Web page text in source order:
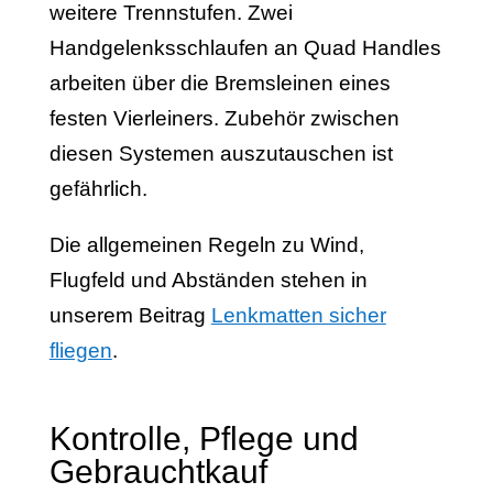
weitere Trennstufen. Zwei
Handgelenksschlaufen an Quad Handles
arbeiten über die Bremsleinen eines
festen Vierleiners. Zubehör zwischen
diesen Systemen auszutauschen ist
gefährlich.
Die allgemeinen Regeln zu Wind,
Flugfeld und Abständen stehen in
unserem Beitrag Lenkmatten sicher
fliegen.
Kontrolle, Pflege und
Gebrauchtkauf